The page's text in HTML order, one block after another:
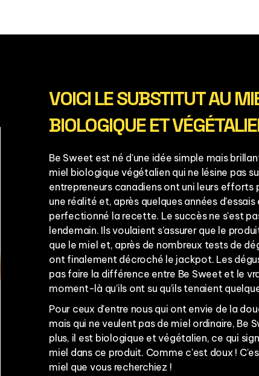
VOICI LE SUBSTITUT AU
BIOLOGIQUE ET
Be Sweet est né d'une idée simple mais
miel biologique végétalien qui ne lésine pas
entrepreneurs canadiens ont uni leurs efforts
une réalité et, après quelques années
perfectionné la recette. Le succès ne s'est
lendemain. Ils voulaient s'assurer que le
que le miel et, après de nombreux tests de
ont finalement décroché le jackpot. Les
pas faire la différence entre Be Sweet et le
moment-là qu'ils ont su qu'ils tenaient
Pour ceux d'entre nous qui ont envie de la
mais qui ne veulent pas de miel ordinaire, Be
plus, il est biologique et végétalien, ce qui
miel dans ce produit. Comme c'est doux !
miel que vous recherchiez !